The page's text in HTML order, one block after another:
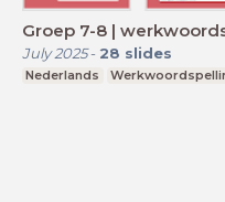
Groep 7-8 |
July 2025- 28 slides
Nederlands